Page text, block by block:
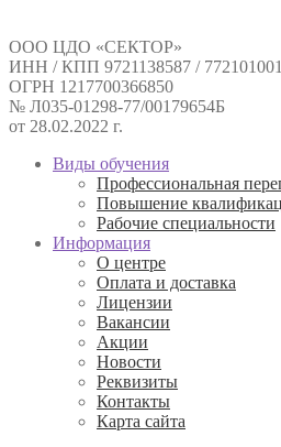
ООО ЦДО «СЕКТОР»
ИНН / КПП 9721138587 / 772101001
ОГРН 1217700366850
№ Л035-01298-77/00179654Б
от 28.02.2022 г.
Виды обучения
Профессиональная
Повышение
Рабочие специальности
Информация
О центре
Оплата и доставка
Лицензии
Вакансии
Акции
Новости
Реквизиты
Контакты
Карта сайта